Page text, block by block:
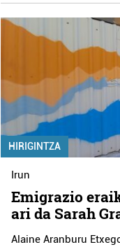
HIRIGINTZA
Irun
Emigrazio
ari da Sarah
Alaine Aranburu